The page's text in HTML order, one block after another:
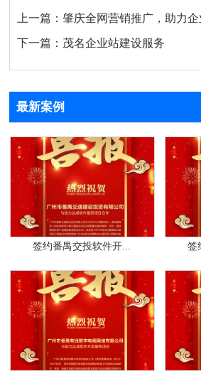
上一篇：肇庆全网营销推广，助力
下一篇： 茂名企业站建设服务
最新案例
签约番禺交投软件开... 签